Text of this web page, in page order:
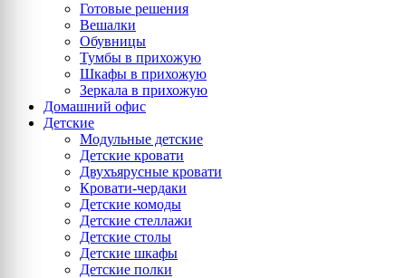
Готовые решения
Вешалки
Обувницы
Тумбы в прихожую
Шкафы в прихожую
Зеркала в прихожую
Домашний офис
Детские
Модульные детские
Детские кровати
Двухъярусные кровати
Кровати-чердаки
Детские комоды
Детские стеллажи
Детские столы
Детские шкафы
Детские полки